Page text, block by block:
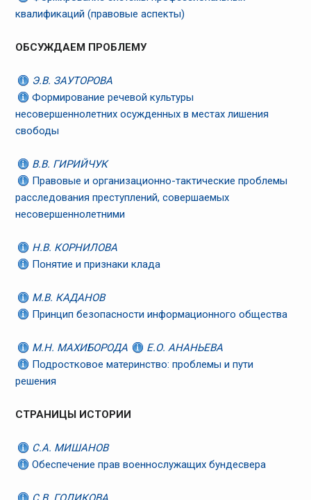
квалификаций (правовые аспекты)
ОБСУЖДАЕМ ПРОБЛЕМУ
Э.В. ЗАУТОРОВА
Формирование речевой культуры
несовершеннолетних осужденных в местах лишения
свободы
В.В. ГИРИЙЧУК
Правовые и организационно-тактические проблемы
расследования преступлений, совершаемых
несовершеннолетними
Н.В. КОРНИЛОВА
Понятие и признаки клада
М.В. КАДАНОВ
Принцип безопасности информационного общества
М.Н. МАХИБОРОДА
Е.О. АНАНЬЕВА
Подростковое материнство: проблемы и пути
решения
СТРАНИЦЫ ИСТОРИИ
C.А. МИШАНОВ
Обеспечение прав военнослужащих бундесвера